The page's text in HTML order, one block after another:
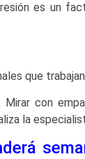
es un
que
Mirar con
la